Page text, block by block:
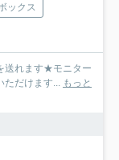
ックス
送れます★モニター
ただけます... もっと